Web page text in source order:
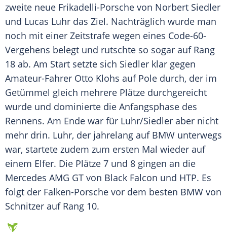
zweite neue Frikadelli-Porsche von Norbert Siedler
und Lucas Luhr das Ziel. Nachträglich wurde man
noch mit einer Zeitstrafe wegen eines Code-60-
Vergehens belegt und rutschte so sogar auf Rang
18 ab. Am Start setzte sich Siedler klar gegen
Amateur-Fahrer Otto Klohs auf Pole durch, der im
Getümmel gleich mehrere Plätze durchgereicht
wurde und dominierte die Anfangsphase des
Rennens. Am Ende war für Luhr/Siedler aber nicht
mehr drin. Luhr, der jahrelang auf BMW unterwegs
war, startete zudem zum ersten Mal wieder auf
einem Elfer. Die Plätze 7 und 8 gingen an die
Mercedes AMG GT von Black Falcon und HTP. Es
folgt der Falken-Porsche vor dem besten BMW von
Schnitzer auf Rang 10.